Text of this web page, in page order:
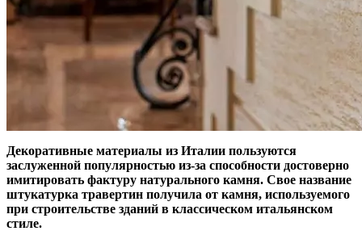
Декоративные материалы из Италии пользуются
заслуженной популярностью из-за способности достоверно
имитировать фактуру натурального камня. Свое название
штукатурка травертин получила от камня, используемого
при строительстве зданий в классическом итальянском
стиле.